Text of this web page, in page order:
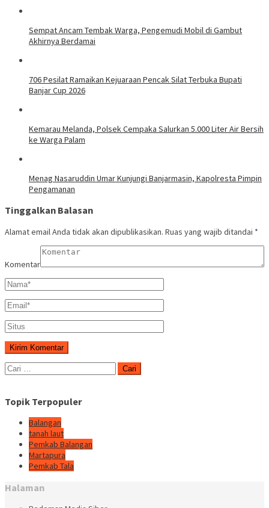
Sempat Ancam Tembak Warga, Pengemudi Mobil di Gambut
Akhirnya Berdamai
706 Pesilat Ramaikan Kejuaraan Pencak Silat Terbuka Bupati
Banjar Cup 2026
Kemarau Melanda, Polsek Cempaka Salurkan 5.000 Liter Air Bersih
ke Warga Palam
Menag Nasaruddin Umar Kunjungi Banjarmasin, Kapolresta Pimpin
Pengamanan
Tinggalkan Balasan
Alamat email Anda tidak akan dipublikasikan. Ruas yang wajib ditandai *
Komentar
Cari
untuk:
Topik Terpopuler
Balangan
tanah laut
Pemkab Balangan
Martapura
Pemkab Tala
Halaman